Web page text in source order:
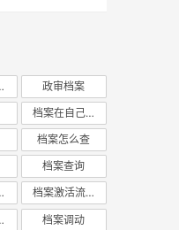
询 政审档案
档案在自己手里
档案怎么查
档案查询
放 档案激活流程
程 档案调动